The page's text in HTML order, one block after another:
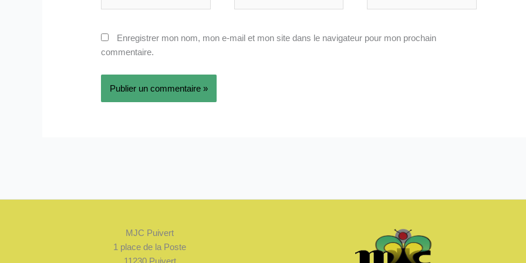
Enregistrer mon nom, mon e-mail et mon site dans le navigateur pour mon prochain
commentaire.
MJC Puivert
1 place de la Poste
11230 Puivert